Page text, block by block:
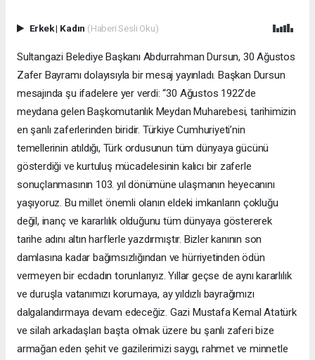
Erkek| Kadın (Haberi Sesli Oku)
Sultangazi Belediye Başkanı Abdurrahman Dursun, 30 Ağustos
Zafer Bayramı dolayısıyla bir mesaj yayınladı. Başkan Dursun
mesajında şu ifadelere yer verdi: “30 Ağustos 1922’de
meydana gelen Başkomutanlık Meydan Muharebesi, tarihimizin
en şanlı zaferlerinden biridir. Türkiye Cumhuriyeti’nin
temellerinin atıldığı, Türk ordusunun tüm dünyaya gücünü
gösterdiği ve kurtuluş mücadelesinin kalıcı bir zaferle
sonuçlanmasının 103. yıl dönümüne ulaşmanın heyecanını
yaşıyoruz. Bu millet önemli olanın eldeki imkanların çokluğu
değil, inanç ve kararlılık olduğunu tüm dünyaya göstererek
tarihe adını altın harflerle yazdırmıştır. Bizler kanının son
damlasına kadar bağımsızlığından ve hürriyetinden ödün
vermeyen bir ecdadın torunlarıyız. Yıllar geçse de aynı kararlılık
ve duruşla vatanımızı korumaya, ay yıldızlı bayrağımızı
dalgalandırmaya devam edeceğiz. Gazi Mustafa Kemal Atatürk
ve silah arkadaşları başta olmak üzere bu şanlı zaferi bize
armağan eden şehit ve gazilerimizi saygı, rahmet ve minnetle